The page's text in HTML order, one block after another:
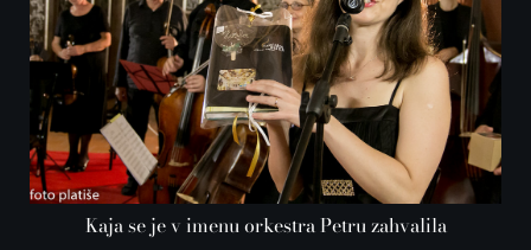
Kaja se je v imenu orkestra Petru zahvalila